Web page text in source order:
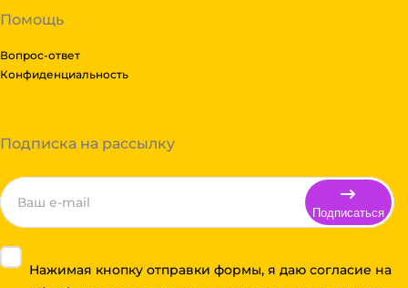
Помощь
Вопрос-ответ
Конфиденциальность
Подписка на рассылку
Подписаться
Нажимая кнопку отправки формы, я даю согласие на